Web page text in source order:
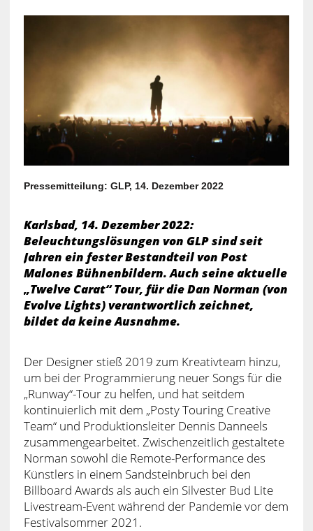
Pressemitteilung: GLP, 14. Dezember 2022
Karlsbad, 14. Dezember 2022:
Beleuchtungslösungen von GLP sind seit
Jahren ein fester Bestandteil von Post
Malones Bühnenbildern. Auch seine aktuelle
„Twelve Carat“ Tour, für die Dan Norman (von
Evolve Lights) verantwortlich zeichnet,
bildet da keine Ausnahme.
Der Designer stieß 2019 zum Kreativteam hinzu,
um bei der Programmierung neuer Songs für die
„Runway“-Tour zu helfen, und hat seitdem
kontinuierlich mit dem „Posty Touring Creative
Team“ und Produktionsleiter Dennis Danneels
zusammengearbeitet. Zwischenzeitlich gestaltete
Norman sowohl die Remote-Performance des
Künstlers in einem Sandsteinbruch bei den
Billboard Awards als auch ein Silvester Bud Lite
Livestream-Event während der Pandemie vor dem
Festivalsommer 2021.